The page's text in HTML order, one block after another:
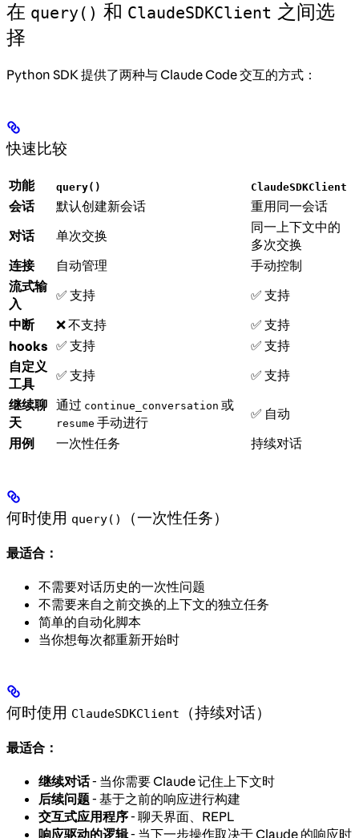
在 query() 和 ClaudeSDKClient 之间选
择
Python SDK 提供了两种与 Claude Code 交互的方式：
快速比较
功能 query() ClaudeSDKClient
会话 默认创建新会话
重用同一会话
对话
单次交换
同一上下文中的
多次交换
连接
自动管理
手动控制
流式输
入
✅ 支持
✅ 支持
中断
❌ 不支持
✅ 支持
hooks ✅ 支持
✅ 支持
自定义
工具
✅ 支持
✅ 支持
继续聊
天
通过 continue_conversation 或
resume 手动进行
✅ 自动
用例
一次性任务 持续对话
何时使用 query() （一次性任务）
最适合：
不需要对话历史的一次性问题
不需要来自之前交换的上下文的独立任务
简单的自动化脚本
当你想每次都重新开始时
何时使用 ClaudeSDKClient （持续对话）
最适合：
继续对话- 当你需要 Claude 记住上下文时
后续问题- 基于之前的响应进行构建
交互式应用程序- 聊天界面、REPL
响应驱动的逻辑- 当下一步操作取决于 Claude 的响应时